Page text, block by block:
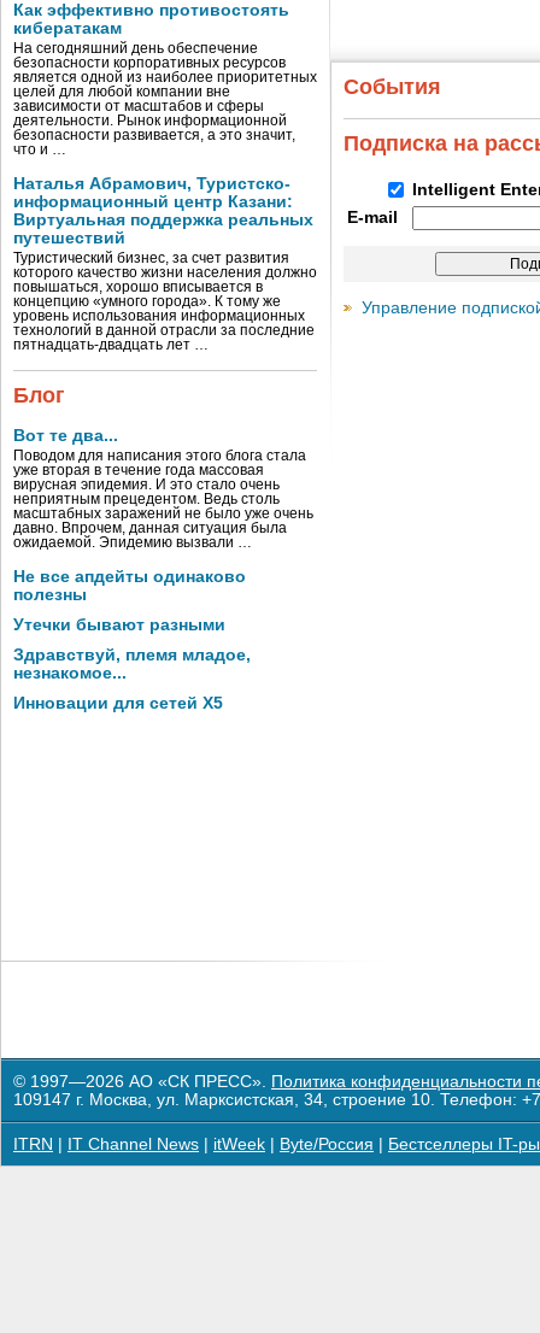
Как эффективно противостоять
кибератакам
На сегодняшний день обеспечение
безопасности корпоративных ресурсов
является одной из наиболее приоритетных
целей для любой компании вне
зависимости от масштабов и сферы
деятельности. Рынок информационной
безопасности развивается, а это значит,
что и …
Наталья Абрамович, Туристско-
информационный центр Казани:
Виртуальная поддержка реальных
путешествий
Туристический бизнес, за счет развития
которого качество жизни населения должно
повышаться, хорошо вписывается в
концепцию «умного города». К тому же
уровень использования информационных
технологий в данной отрасли за последние
пятнадцать-двадцать лет …
Блог
Вот те два...
Поводом для написания этого блога стала
уже вторая в течение года массовая
вирусная эпидемия. И это стало очень
неприятным прецедентом. Ведь столь
масштабных заражений не было уже очень
давно. Впрочем, данная ситуация была
ожидаемой. Эпидемию вызвали …
Не все апдейты одинаково
полезны
Утечки бывают разными
Здравствуй, племя младое,
незнакомое...
Инновации для сетей X5
События
Подписка на
Intelligent
E-mail
Управление
© 1997—2026 АО «СК ПРЕСС». Политика конфиденциальности
109147 г. Москва, ул. Марксистская, 34, строение 10. Телефон:
ITRN IT Channel News itWeek Byte/Россия Бестселлеры IT-